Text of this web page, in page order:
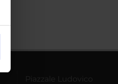
Piazzale Ludovico